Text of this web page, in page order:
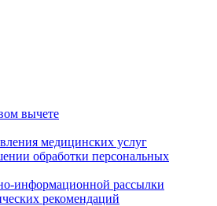
вычете
медицинских услуг
обработки персональных
информационной рассылки
рекомендаций